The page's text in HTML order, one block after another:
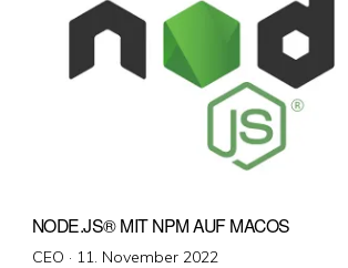
NODE.JS® MIT NPM AUF MACOS
CEO · Veröffentlicht
11. November 2022